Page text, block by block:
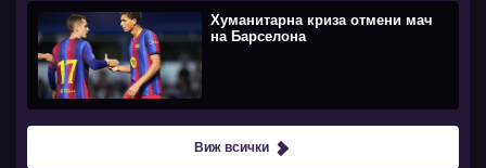
Хуманитарна криза отмени мач
на Барселона
Виж всички